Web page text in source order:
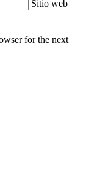
Sitio web
for the next